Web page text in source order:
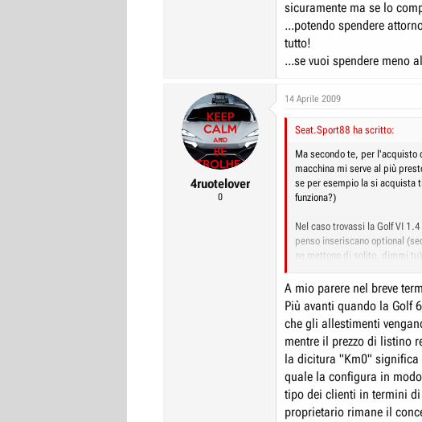
sicuramente ma se lo
...potendo spendere
tutto!
...se vuoi spendere meno
4ruotelover
0
14 Aprile 2009
Seat.Sport88 ha scritto:
Ma secondo te, per l'acquisto
macchina mi serve al più
se per esempio la si acquista
funziona?)
Nel caso trovassi la Golf VI
penso inseriscano optional
ne mettono di solito, dimmi
Dato che è un km0, ci sarà
quanto viene a costare?
Per quanto riguarda il km0,
non è ancora stata utilizzata,
spiegarmelo per favore?
A mio parere nel breve
Più avanti quando la Golf
che gli allestimenti
mentre il prezzo di listino
la dicitura "Km0"
quale la configura in
tipo dei clienti in termini
proprietario rimane il